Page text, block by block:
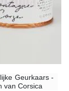
Geurkaars -
van Corsica